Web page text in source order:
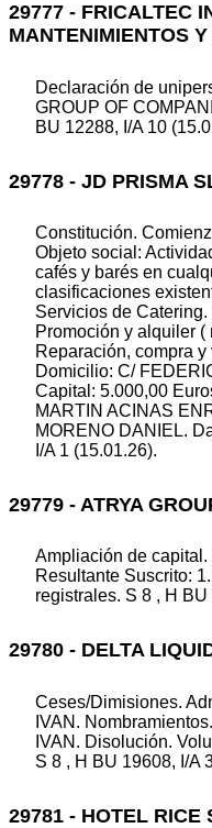
29777 - FRICALTEC
MANTENIMIENTOS
Declaración de
GROUP OF
BU 12288, I/A 10
29778 - JD PRISMA
Constitución.
Objeto social:
cafés y barés en
clasificaciones
Servicios de
Promoción y alquiler
Reparación, compra
Domicilio: C/
Capital: 5.000,00
MARTIN ACINAS
MORENO DANIEL.
I/A 1 (15.01.26).
29779 - ATRYA
Ampliación de
Resultante Suscrito:
registrales. S 8 , H
29780 - DELTA
Ceses/Dimisiones.
IVAN.
IVAN. Disolución.
S 8 , H BU 19608, I/A
29781 - HOTEL RICE